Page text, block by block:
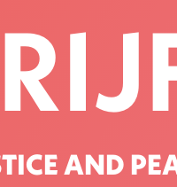
AND